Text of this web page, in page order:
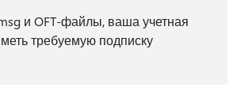
и OFT-файлы, ваша учетная
требуемую подписку